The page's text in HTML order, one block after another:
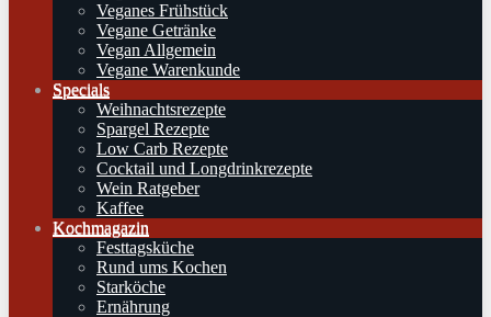
Veganes Frühstück
Vegane Getränke
Vegan Allgemein
Vegane Warenkunde
Specials
Weihnachtsrezepte
Spargel Rezepte
Low Carb Rezepte
Cocktail und Longdrinkrezepte
Wein Ratgeber
Kaffee
Kochmagazin
Festtagsküche
Rund ums Kochen
Starköche
Ernährung